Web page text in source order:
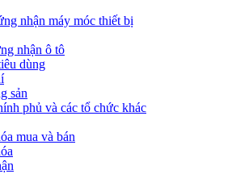
nhận máy móc thiết bị
nhận ô tô
dùng
sản
phủ và các tổ chức khác
mua và bán